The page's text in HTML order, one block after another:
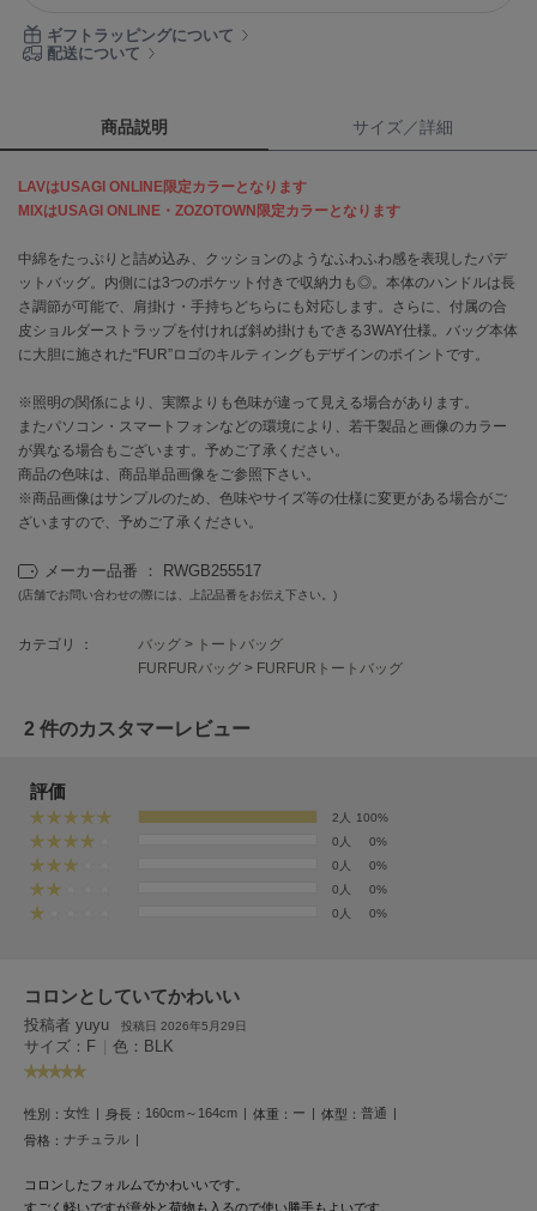
Calvin Klein
セルフォード
célon
セロン
Clarks Premium
CODE A
コードエー
COLE HAAN
コール ハーン
CONVERSE
コンバース
DANSKIN
ダンスキン
emmi atelier
エミ アトリエ
emmi yoga
エミヨガ
ey
アイ
フィラ
FRAY I.D
ギフトラッピングについて
配送について
商品説明 サイズ／詳細
LAVはUSAGI ONLINE限定カラーとなります
MIXはUSAGI ONLINE・ZOZOTOWN限定カラーとなります
中綿をたっぷりと詰め込み、クッションのようなふわふわ感を表現したパデ
ットバッグ。内側には3つのポケット付きで収納力も◎。本体のハンドルは長
さ調節が可能で、肩掛け・手持ちどちらにも対応します。さらに、付属の合
皮ショルダーストラップを付ければ斜め掛けもできる3WAY仕様。バッグ本体
に大胆に施された“FUR”ロゴのキルティングもデザインのポイントです。
※照明の関係により、実際よりも色味が違って見える場合があります。
またパソコン・スマートフォンなどの環境により、若干製品と画像のカラー
が異なる場合もございます。予めご了承ください。
商品の色味は、商品単品画像をご参照下さい。
※商品画像はサンプルのため、色味やサイズ等の仕様に変更がある場合がご
ざいますので、予めご了承ください。
メーカー品番 ： RWGB255517
(店舗でお問い合わせの際には、上記品番をお伝え下さい。)
カテゴリ ： バッグ > トートバッグ
FURFURバッグ > FURFURトートバッグ
2 件のカスタマーレビュー
評価
2人
100%
0人
0%
0人
0%
0人
0%
0人
0%
コロンとしていてかわいい
投稿者 yuyu 投稿日 2026年5月29日
サイズ：F | 色：BLK
性別： 女性 身長： 160cm～164cm 体重： ー 体型： 普通
骨格： ナチュラル
コロンしたフォルムでかわいいです。
すごく軽いですが意外と荷物も入るので使い勝手もよいです。